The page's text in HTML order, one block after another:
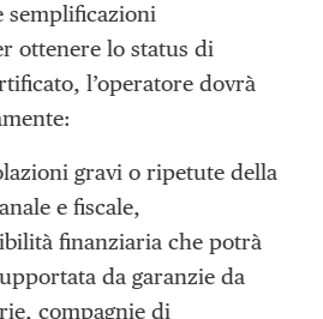
semplificazioni
ottenere lo status di
l’operatore dovrà
gravi o ripetute della
e fiscale,
finanziaria che potrà
da garanzie da
compagnie di